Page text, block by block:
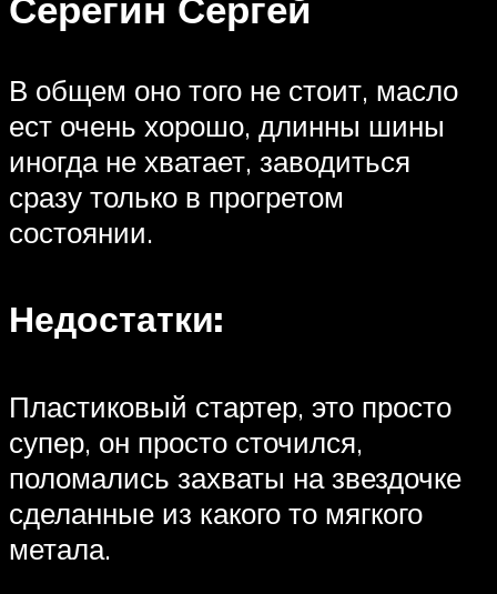
В общем оно того не стоит, масло
ест очень хорошо, длинны шины
иногда не хватает, заводиться
сразу только в прогретом
состоянии.
Недостатки:
Пластиковый стартер, это просто
супер, он просто сточился,
поломались захваты на звездочке
сделанные из какого то мягкого
метала.